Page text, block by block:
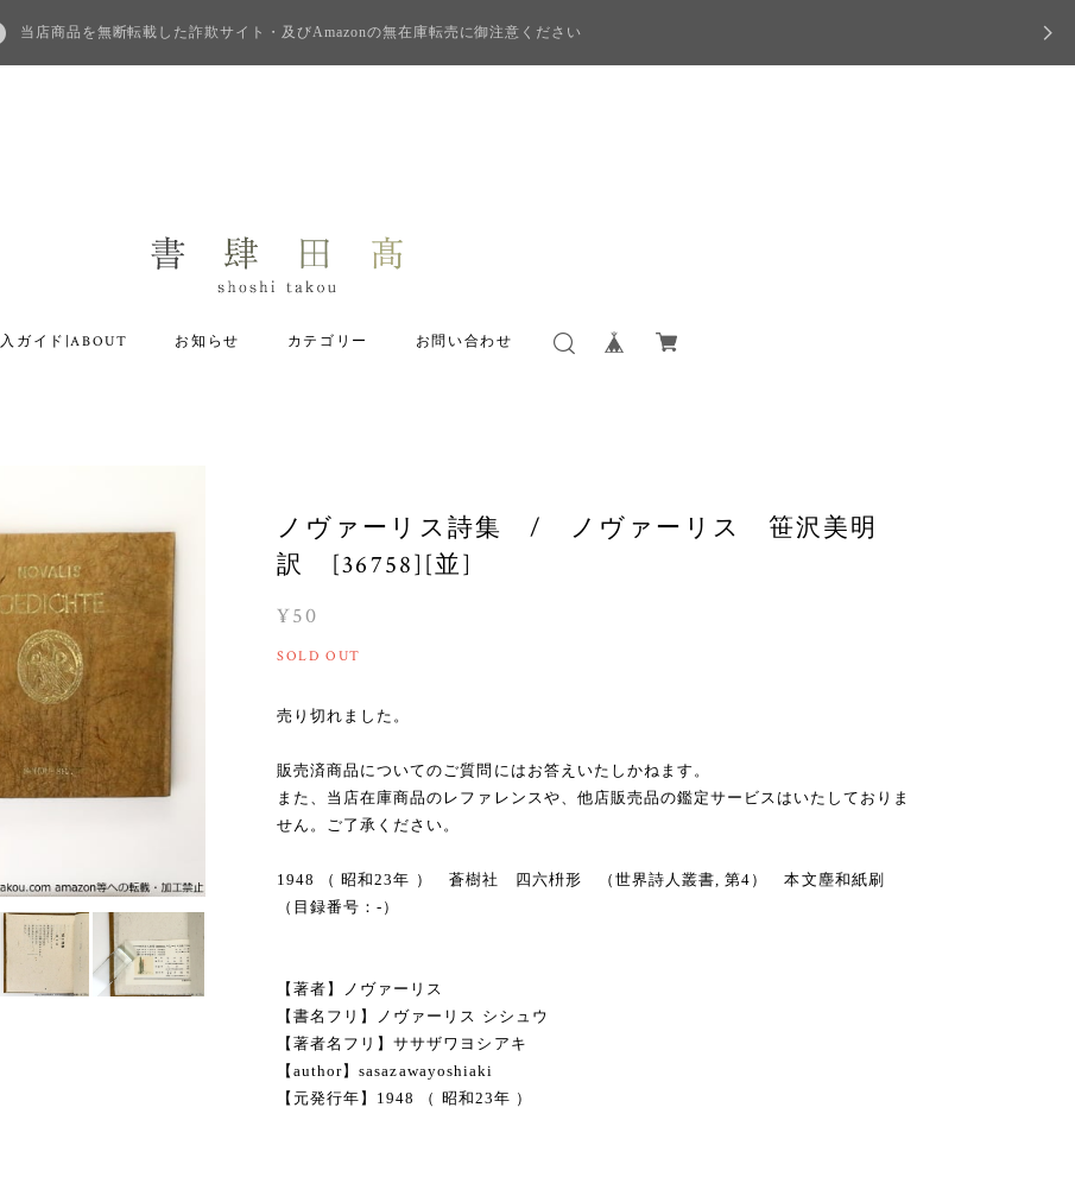
当店商品を無断転載した詐欺サイト・及びAmazonの無在庫転売に御注意ください
ガイド|ABOUT お知らせ カテゴリー お問い合わせ
ノヴァーリス詩集 / ノヴァーリス 笹沢美明
訳 [36758][並]
¥50
SOLD OUT
売り切れました。
販売済商品についてのご質問にはお答えいたしかねます。
また、当店在庫商品のレファレンスや、他店販売品の鑑定サービスはいたしておりま
せん。ご了承ください。
1948 （ 昭和23年 ） 蒼樹社 四六枡形 （世界詩人叢書, 第4） 本文塵和紙刷
（目録番号：-）
【著者】ノヴァーリス
【書名フリ】ノヴァーリス シシュウ
【著者名フリ】ササザワヨシアキ
【author】sasazawayoshiaki
【元発行年】1948 （ 昭和23年 ）